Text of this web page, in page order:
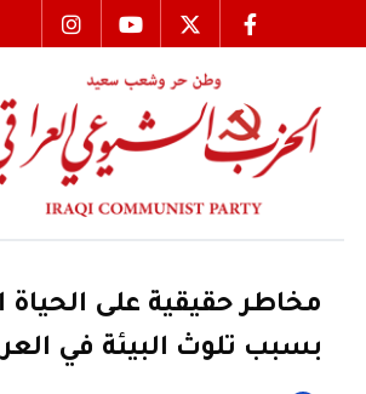
مخاطر حقيقية على الحياة
بسبب تلوث البيئة في